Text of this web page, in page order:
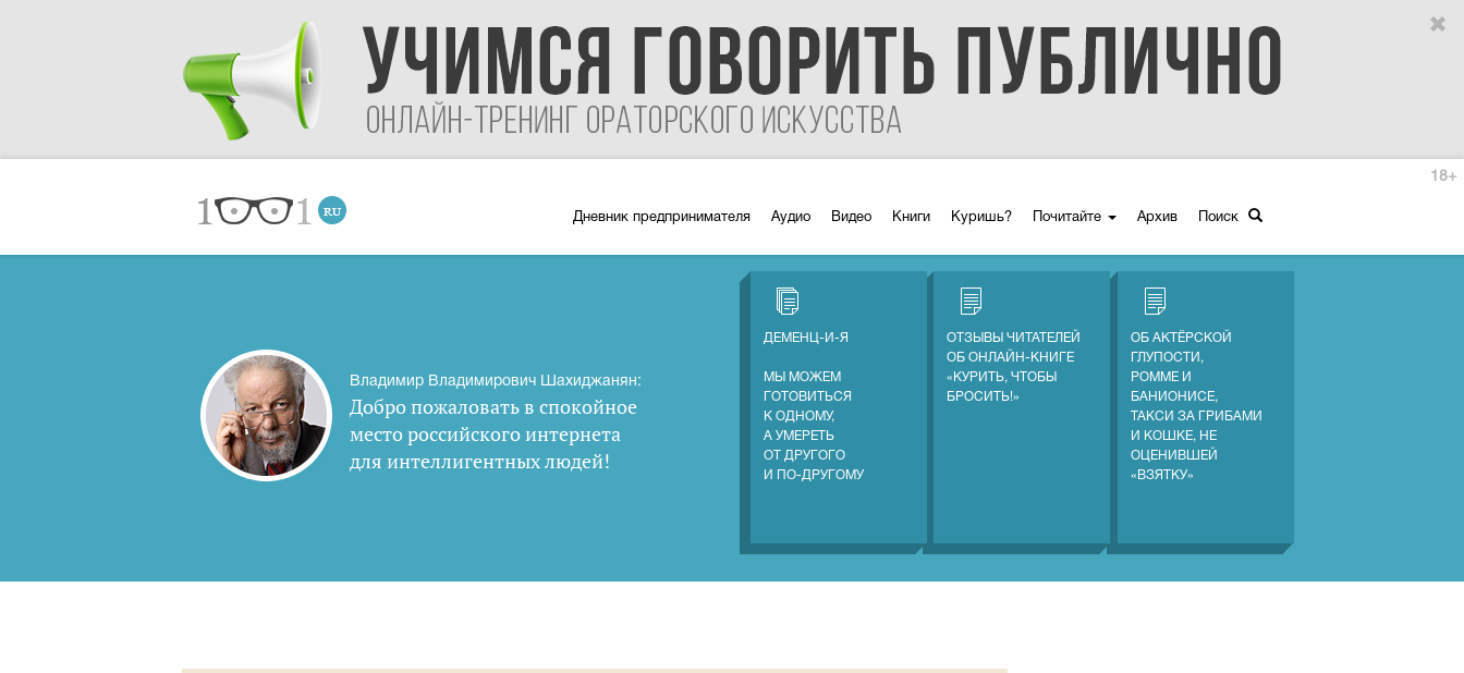
Дневник предпринимателя Аудио Видео Книги Куришь? Почитайте Архив Поиск
18+
Владимир Владимирович Шахиджанян:
Добро пожаловать в спокойное
место российского интернета
для интеллигентных людей!
ДЕМЕНЦ-И-Я
МЫ МОЖЕМ
ГОТОВИТЬСЯ
К ОДНОМУ,
А УМЕРЕТЬ
ОТ ДРУГОГО
И ПО-ДРУГОМУ
ОТЗЫВЫ ЧИТАТЕЛЕЙ
ОБ ОНЛАЙН-КНИГЕ
«КУРИТЬ, ЧТОБЫ
БРОСИТЬ!»
ОБ АКТЁРСКОЙ
ГЛУПОСТИ,
РОММЕ И
БАНИОНИСЕ,
ТАКСИ ЗА ГРИБАМИ
И КОШКЕ, НЕ
ОЦЕНИВШЕЙ
«ВЗЯТКУ»